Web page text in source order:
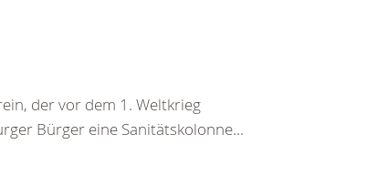
der vor dem 1. Weltkrieg
Bürger eine Sanitätskolonne...